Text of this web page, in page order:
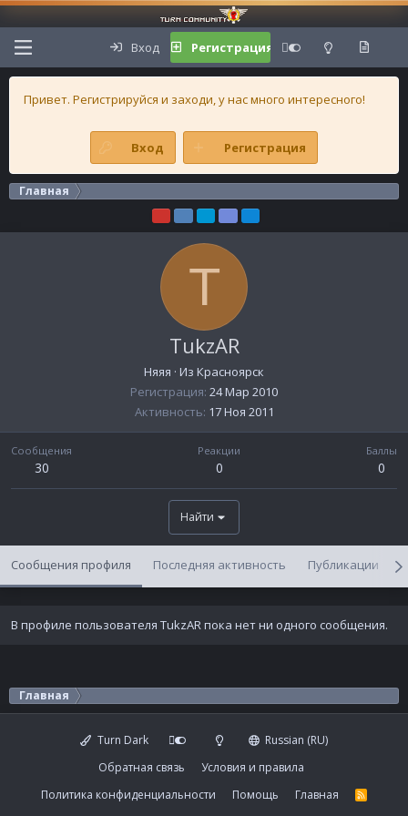
Вход Регистрация
Привет. Регистрируйся и заходи, у нас много интересного!
Вход Регистрация
Главная
T
TukzAR
Няяя · Из Красноярск
Регистрация 24 Мар 2010
Активность 17 Ноя 2011
Сообщения
30
Реакции
0
Баллы
0
Найти
Сообщения профиля Последняя активность Публикации
В профиле пользователя TukzAR пока нет ни одного сообщения.
Главная
Turn Dark
Russian (RU)
Обратная связь
Условия и правила
Политика конфиденциальности
Помощь Главная
R